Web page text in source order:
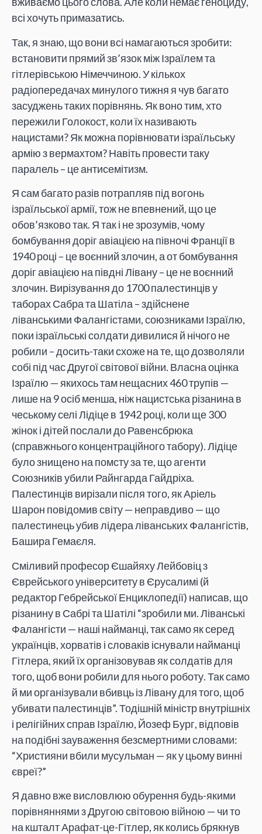
всі хочуть примазатись.
Так, я знаю, що вони всі намагаються зробити:
встановити прямий зв’язок між Ізраїлем та
гітлерівською Німеччиною. У кількох
радіопередачах минулого тижня я чув багато
засуджень таких порівнянь. Як воно тим, хто
пережили Голокост, коли їх називають
нацистами? Як можна порівнювати ізраїльську
армію з вермахтом? Навіть провести таку
паралель – це антисемітизм.
Я сам багато разів потрапляв під вогонь
ізраїльської армії, тож не впевнений, що це
обов’язково так. Я так і не зрозумів, чому
бомбування доріг авіацією на півночі Франції в
1940 році – це воєнний злочин, а от бомбування
доріг авіацією на півдні Лівану – це не воєнний
злочин. Вирізування до 1700 палестинців у
таборах Сабра та Шатіла – здійснене
ліванськими Фалангістами, союзниками Ізраїлю,
поки ізраїльські солдати дивилися й нічого не
робили – досить-таки схоже на те, що дозволяли
собі під час Другої світової війни. Власна оцінка
Ізраїлю — якихось там нещасних 460 трупів —
лише на 9 осіб менша, ніж нацистська різанина в
чеському селі Лідіце в 1942 році, коли ще 300
жінок і дітей послали до Равенсбрюка
(справжнього концентраційного табору). Лідіце
було знищено на помсту за те, що агенти
Союзників убили Райнгарда Гайдріха.
Палестинців вирізали після того, як Аріель
Шарон повідомив світу — неправдиво — що
палестинець убив лідера ліванських Фалангістів,
Башира Гемаєля.
Сміливий професор Єшайяху Лейбовіц з
Єврейського університету в Єрусалимі (й
редактор Гебрейської Енциклопедії) написав, що
різанину в Сабрі та Шатілі “зробили ми. Ліванські
Фалангісти — наші найманці, так само як серед
українців, хорватів і словаків існували найманці
Гітлера, який їх організовував як солдатів для
того, щоб вони робили для нього роботу. Так само
й ми організували вбивць із Лівану для того, щоб
убивати палестинців”. Тодішній міністр внутрішніх
і релігійних справ Ізраїлю, Йозеф Бург, відповів
на подібні зауваження безсмертними словами:
“Християни вбили мусульман — як у цьому винні
євреї?”
Я давно вже висловлюю обурення будь-якими
порівняннями з Другою світовою війною — чи то
на кшталт Арафат-це-Гітлер, як колись брякнув